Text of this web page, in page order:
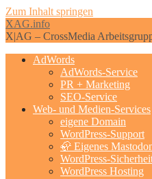
Zum Inhalt springen
XAG.info
X|AG – CrossMedia
AdWords
AdWords-Service
PR + Marketing
SEO-Service
Web- und Medien-Services
eigene Domain
WordPress-Support
🦣 Eigenes
WordPress-
WordPress Hosting